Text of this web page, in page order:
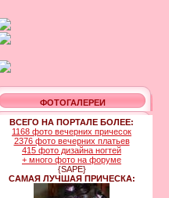
ФОТОГАЛЕРЕИ
ВСЕГО НА ПОРТАЛЕ БОЛЕЕ:
1168 фото вечерних причесок
2376 фото вечерних платьев
415 фото дизайна ногтей
+ много фото на форуме
{SAPE}
САМАЯ ЛУЧШАЯ ПРИЧЕСКА: